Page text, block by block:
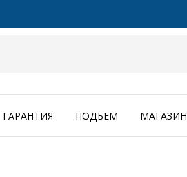
ГАРАНТИЯ ПОДЪЕМ МАГАЗИН